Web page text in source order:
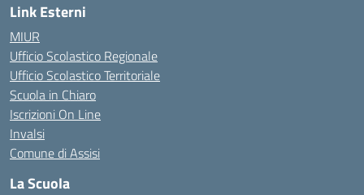
Link Esterni
MIUR
Ufficio Scolastico Regionale
Ufficio Scolastico Territoriale
Scuola in Chiaro
Iscrizioni On Line
Invalsi
Comune di Assisi
La Scuola